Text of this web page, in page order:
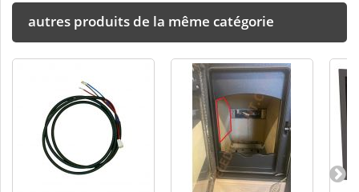
autres produits de la même catégorie